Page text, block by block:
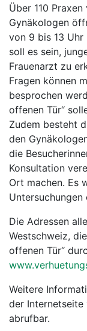
Über 110
Gynäkologen
von 9 bis 13 Uhr
soll es sein,
Frauenarzt zu
Fragen können
besprochen
offenen Tür“
Zudem besteht
den
die
Konsultation
Ort machen. Es
Die Adressen
Westschweiz,
offenen Tür“
Weitere
der Internetseite
abrufbar.